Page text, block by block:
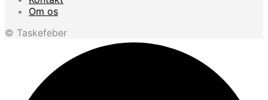
Om os
© Taskefeber